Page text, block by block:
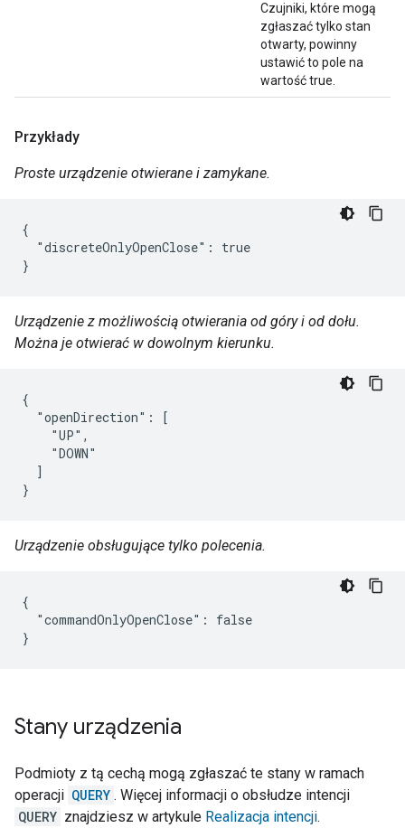
Czujniki, które mogą
zgłaszać tylko stan
otwarty, powinny
ustawić to pole na
wartość true.
Przykłady
Proste urządzenie otwierane i zamykane.
{
  "discreteOnlyOpenClose": true
}
Urządzenie z możliwością otwierania od góry i od dołu.
Można je otwierać w dowolnym kierunku.
{
  "openDirection": [
    "UP",
    "DOWN"
  ]
}
Urządzenie obsługujące tylko polecenia.
{
  "commandOnlyOpenClose": false
}
Stany urządzenia
Podmioty z tą cechą mogą zgłaszać te stany w ramach
operacji QUERY . Więcej informacji o obsłudze intencji
QUERY znajdziesz w artykule Realizacja intencji.